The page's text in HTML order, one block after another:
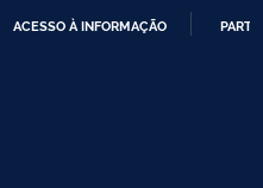
Pular
ACESSO À INFORMAÇÃO